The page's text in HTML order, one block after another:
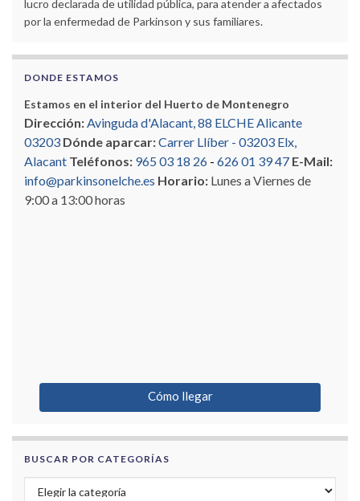
lucro declarada de utilidad pública, para atender a afectados
por la enfermedad de Parkinson y sus familiares.
DONDE ESTAMOS
Estamos en el interior del Huerto de Montenegro
Dirección:Avinguda d'Alacant, 88 ELCHE Alicante
03203 Dónde aparcar:Carrer Llíber - 03203 Elx,
Alacant Teléfonos: 965 03 18 26 - 626 01 39 47 E-Mail:
info@parkinsonelche.es Horario: Lunes a Viernes de
9:00 a 13:00 horas
Cómo llegar
BUSCAR POR CATEGORÍAS
Buscar por categorías